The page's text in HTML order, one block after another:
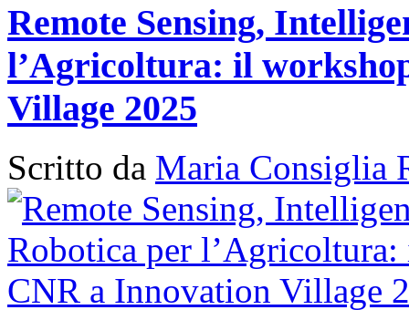
Remote Sensing,
l’Agricoltura: il
Village 2025
Scritto da Maria Consiglia